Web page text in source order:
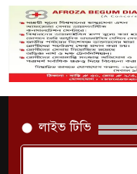
লাইভ টিভি